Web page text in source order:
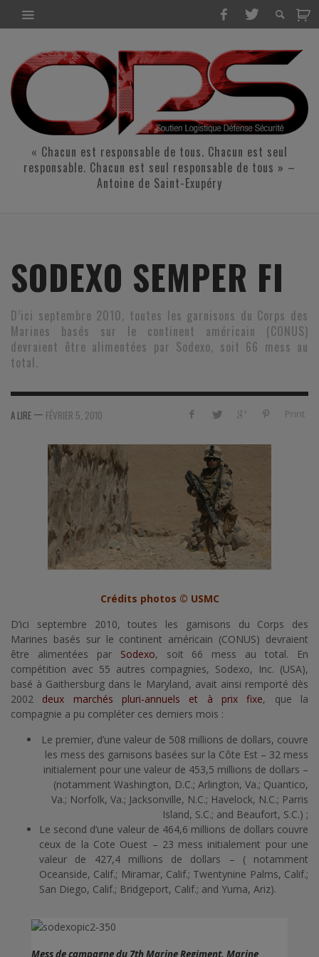
« Chacun est responsable de tous. Chacun est seul
responsable. Chacun est seul responsable de tous » –
Antoine de Saint-Exupéry
SODEXO SEMPER FI
D’ici septembre 2010, toutes les garnisons du Corps des
Marines basés sur le continent américain (CONUS)
devraient être alimentées par Sodexo, soit 66 mess au
total.
Print
A LIRE — FÉVRIER 5, 2010
Crédits photos © USMC
D’ici septembre 2010, toutes les garnisons du Corps des
Marines basés sur le continent américain (CONUS) devraient
être alimentées par Sodexo, soit 66 mess au total. En
compétition avec 55 autres compagnies, Sodexo, Inc. (USA),
basé à Gaithersburg dans le Maryland, avait ainsi remporté dès
2002 deux marchés pluri-annuels et à prix fixe, que la
compagnie a pu compléter ces derniers mois :
Le premier, d’une valeur de 508 millions de dollars, couvre
les mess des garnisons basées sur la Côte Est – 32 mess
initialement pour une valeur de 453,5 millions de dollars –
(notamment Washington, D.C.; Arlington, Va.; Quantico,
Va.; Norfolk, Va.; Jacksonville, N.C.; Havelock, N.C.; Parris
Island, S.C.; and Beaufort, S.C.) ;
Le second d’une valeur de 464,6 millions de dollars couvre
ceux de la Cote Ouest – 23 mess initialement pour une
valeur de 427,4 millions de dollars – ( notamment
Oceanside, Calif.; Miramar, Calif.; Twentynine Palms, Calif.;
San Diego, Calif.; Bridgeport, Calif.; and Yuma, Ariz).
Mess de campagne du 7th Marine Regiment, Marine